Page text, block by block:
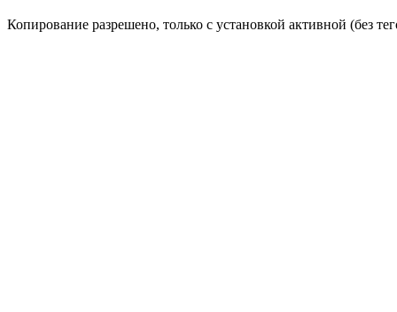
Копирование разрешено, только с установкой активной (без